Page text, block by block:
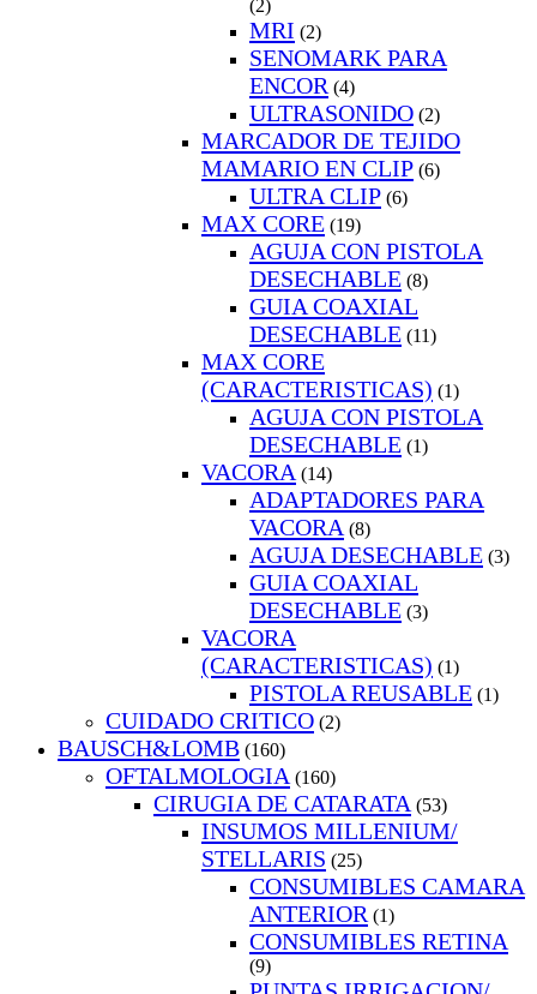
(2)
MRI (2)
SENOMARK PARA
ENCOR (4)
ULTRASONIDO (2)
MARCADOR DE TEJIDO
MAMARIO EN CLIP (6)
ULTRA CLIP (6)
MAX CORE (19)
AGUJA CON PISTOLA
DESECHABLE (8)
GUIA COAXIAL
DESECHABLE (11)
MAX CORE
(CARACTERISTICAS) (1)
AGUJA CON PISTOLA
DESECHABLE (1)
VACORA (14)
ADAPTADORES PARA
VACORA (8)
AGUJA DESECHABLE (3)
GUIA COAXIAL
DESECHABLE (3)
VACORA
(CARACTERISTICAS) (1)
PISTOLA REUSABLE (1)
CUIDADO CRITICO (2)
BAUSCH&LOMB (160)
OFTALMOLOGIA (160)
CIRUGIA DE CATARATA (53)
INSUMOS MILLENIUM/
STELLARIS (25)
CONSUMIBLES CAMARA
ANTERIOR (1)
CONSUMIBLES RETINA
(9)